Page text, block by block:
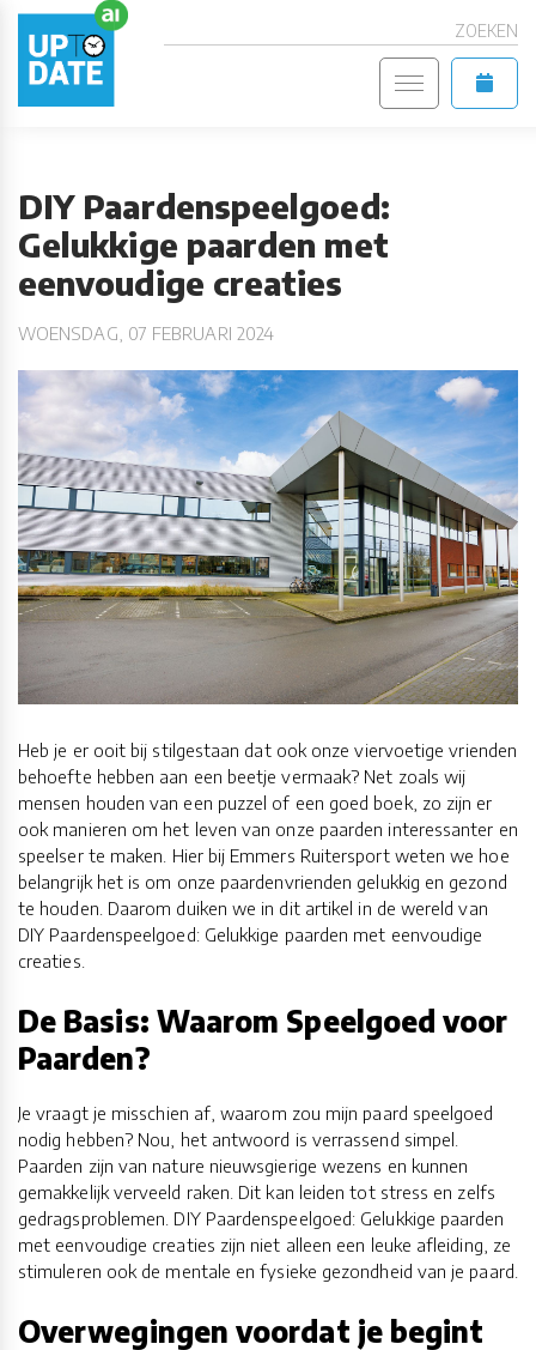
ZOEKEN
DIY Paardenspeelgoed:
Gelukkige paarden met
eenvoudige creaties
WOENSDAG, 07 FEBRUARI 2024
Heb je er ooit bij stilgestaan dat ook onze viervoetige vrienden
behoefte hebben aan een beetje vermaak? Net zoals wij
mensen houden van een puzzel of een goed boek, zo zijn er
ook manieren om het leven van onze paarden interessanter en
speelser te maken. Hier bij Emmers Ruitersport weten we hoe
belangrijk het is om onze paardenvrienden gelukkig en gezond
te houden. Daarom duiken we in dit artikel in de wereld van
DIY Paardenspeelgoed: Gelukkige paarden met eenvoudige
creaties.
De Basis: Waarom Speelgoed voor
Paarden?
Je vraagt je misschien af, waarom zou mijn paard speelgoed
nodig hebben? Nou, het antwoord is verrassend simpel.
Paarden zijn van nature nieuwsgierige wezens en kunnen
gemakkelijk verveeld raken. Dit kan leiden tot stress en zelfs
gedragsproblemen. DIY Paardenspeelgoed: Gelukkige paarden
met eenvoudige creaties zijn niet alleen een leuke afleiding, ze
stimuleren ook de mentale en fysieke gezondheid van je paard.
Overwegingen voordat je begint